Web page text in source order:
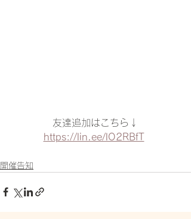
友達追加はこちら↓
https://lin.ee/lO2RBfT
開催告知